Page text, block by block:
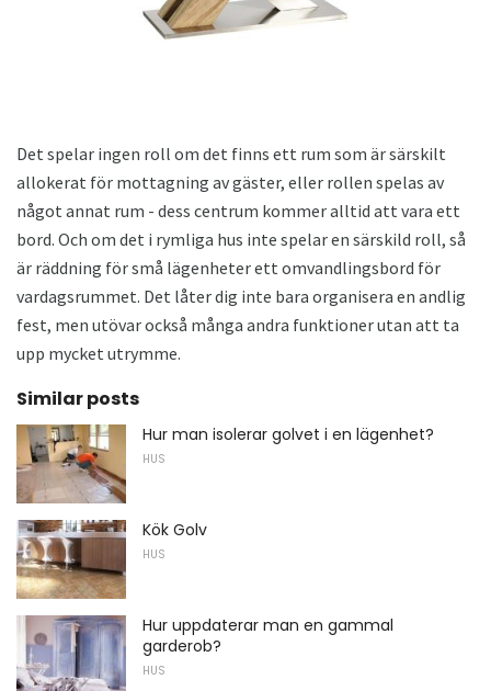
Det spelar ingen roll om det finns ett rum som är särskilt
allokerat för mottagning av gäster, eller rollen spelas av
något annat rum - dess centrum kommer alltid att vara ett
bord. Och om det i rymliga hus inte spelar en särskild roll, så
är räddning för små lägenheter ett omvandlingsbord för
vardagsrummet. Det låter dig inte bara organisera en andlig
fest, men utövar också många andra funktioner utan att ta
upp mycket utrymme.
Similar posts
Hur man isolerar golvet i en lägenhet?
HUS
Kök Golv
HUS
Hur uppdaterar man en gammal
garderob?
HUS